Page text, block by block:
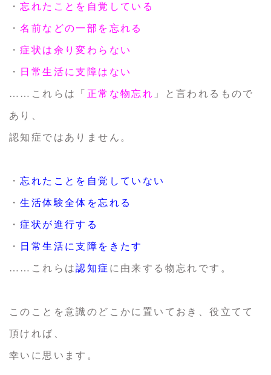
・忘れたことを自覚している
・名前などの一部を忘れる
・症状は余り変わらない
・ 日常生活に支障はない
……これらは「 正常な物忘れ 」と言われるもので
あり、
認知症ではありません。
・忘れたことを自覚していない
・生活体験全体を忘れる
・症状が進行する
・ 日常生活に支障をきたす
……これらは認知症 に由来する物忘れです。
このことを意識のどこかに置いておき、役立てて
頂ければ、
幸いに思います。